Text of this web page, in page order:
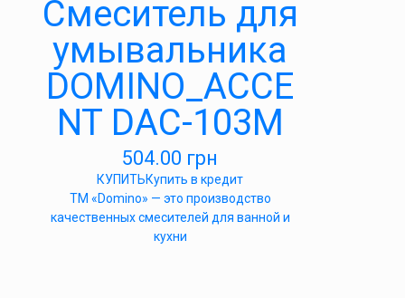
Cмеситель для
умывальника
DOMINO_ACCE
NT DAC-103M
504.00 грн
КУПИТЬКупить в кредит
ТМ «Domino» — это производство
качественных смесителей для ванной и
кухни